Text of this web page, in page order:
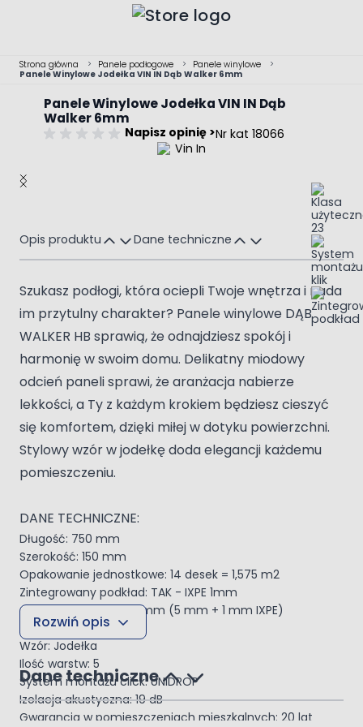
Strona główna > Panele podłogowe > Panele winylowe
>
Panele Winylowe Jodełka VIN IN Dąb Walker 6mm
Panele Winylowe Jodełka VIN IN Dąb
Walker 6mm
Napisz opinię >Nr kat 18066
Main image
Click to view image in fullscreen
Opis produktu Dane techniczne
Szukasz podłogi, która ociepli Twoje wnętrza i nada
im przytulny charakter? Panele winylowe DĄB
WALKER HB sprawią, że odnajdziesz spokój i
harmonię w swoim domu. Delikatny miodowy
odcień paneli sprawi, że aranżacja nabierze
lekkości, a Ty z każdym krokiem będziesz cieszyć
się komfortem, dzięki miłej w dotyku powierzchni.
Stylowy wzór w jodełkę doda elegancji każdemu
pomieszczeniu.
DANE TECHNICZNE:
Długość: 750 mm
Szerokość: 150 mm
Opakowanie jednostkowe: 14 desek = 1,575 m2
Zintegrowany podkład: TAK - IXPE 1mm
Grubość całkowita: 6 mm (5 mm + 1 mm IXPE)
V fuga: Tak 4 stronna
Wzór: Jodełka
Ilość warstw: 5
System montażu click: UNIDROP
Izolacja akustyczna: 19 dB
Gwarancja w pomieszczeniach mieszkalnych: 20 lat
Rozwiń opis
Dane techniczne